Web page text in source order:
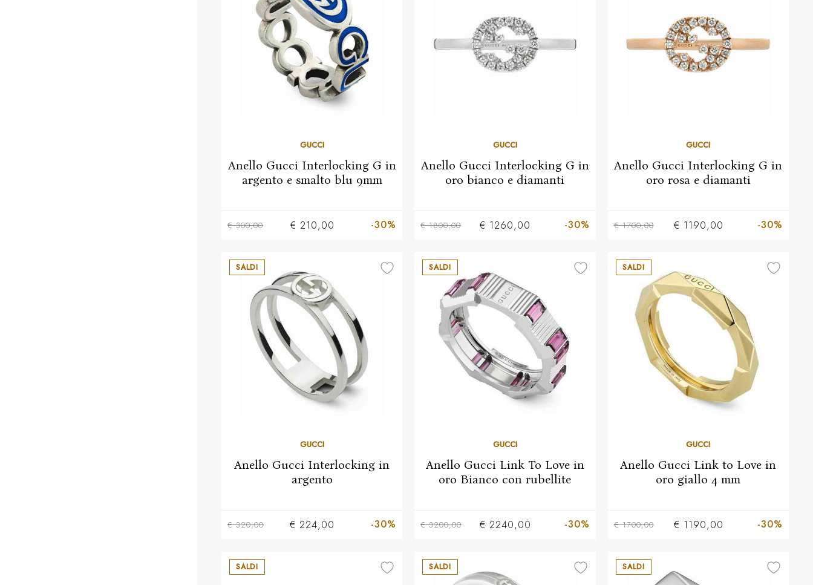
13 15
GUCCI
Anello Gucci Interlocking G in
argento e smalto blu 9mm
€ 300,00 € 210,00 -30%
GUCCI
Anello Gucci Interlocking G in
oro bianco e diamanti
€ 1800,00 € 1260,00 -30%
GUCCI
Anello Gucci Interlocking G in
oro rosa e diamanti
€ 1700,00 € 1190,00 -30%
SALDI
12 14
GUCCI
Anello Gucci Interlocking in
argento
€ 320,00 € 224,00 -30%
SALDI
13 15
GUCCI
Anello Gucci Link To Love in
oro Bianco con rubellite
€ 3200,00 € 2240,00 -30%
SALDI
GUCCI
Anello Gucci Link to Love in
oro giallo 4 mm
€ 1700,00 € 1190,00 -30%
SALDI SALDI SALDI